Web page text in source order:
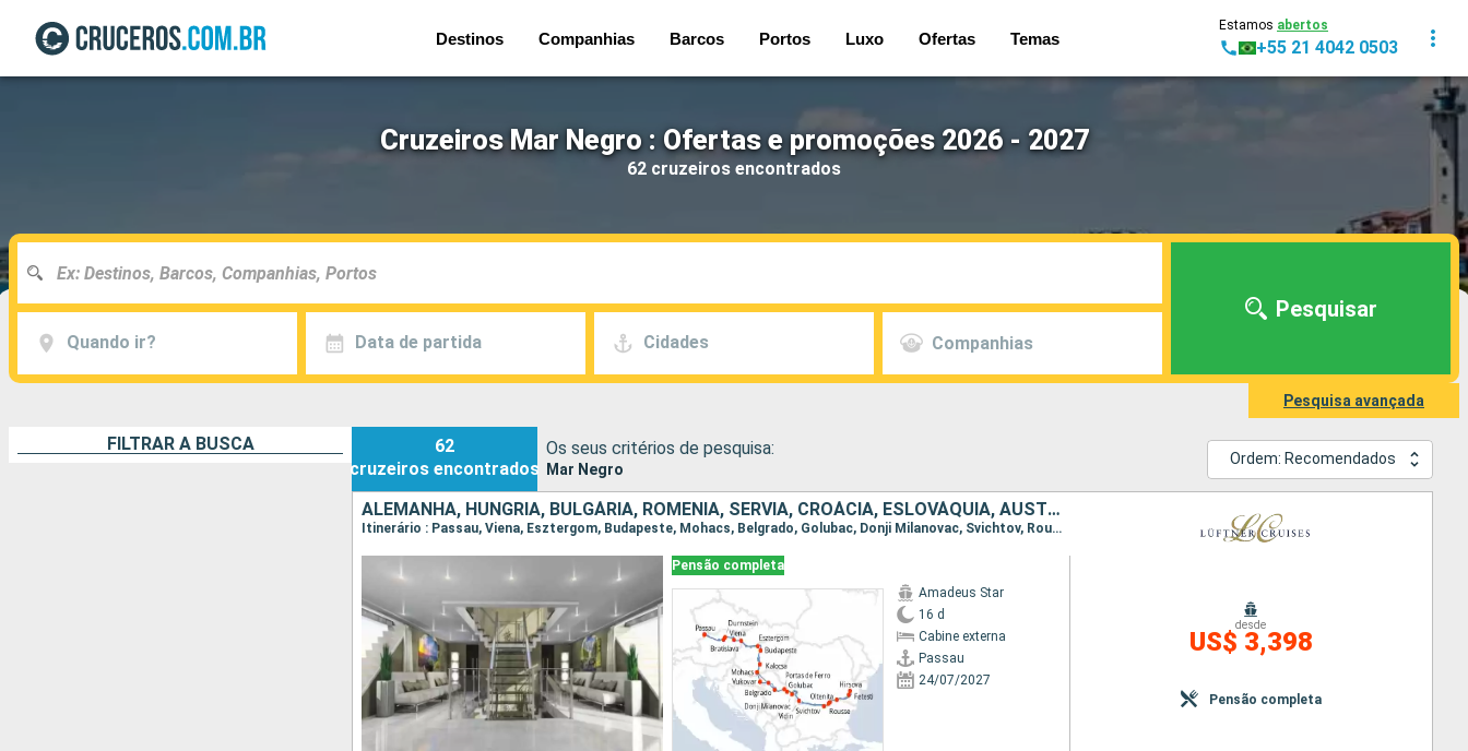
Destinos Companhias Barcos Portos Luxo Ofertas Temas
Estamos abertos
+55 21 4042 0503
Cruzeiros Mar Negro : Ofertas e promoções 2026 - 2027
62 cruzeiros encontrados
Quando ir? Data de partida Cidades Companhias
Pesquisar
Pesquisa avançada
FILTRAR A BUSCA
62
cruzeiros encontrados
Os seus critérios de pesquisa:
Mar Negro
Ordem: Recomendados
ALEMANHA, HUNGRIA, BULGÁRIA, ROMÊNIA, SÉRVIA, CROÁCIA, ESLOVÁQUIA, AUSTRIA
Itinerário : Passau, Viena, Esztergom, Budapeste, Mohacs, Belgrado, Golubac, Donji Milanovac, Svichtov, Rousse, Hirsova, Fetesti, Oltenita, Giurgiu, Vidin, Portas de Ferro, Novi Sad, Vukovar, Mohacs, Kalocsa, Budapeste, Bratislava, Durnstein, Melk, Passau
Pensão completa
Amadeus Star
16 d
Cabine externa
Passau
24/07/2027
desde
US$ 3,398
Pensão completa